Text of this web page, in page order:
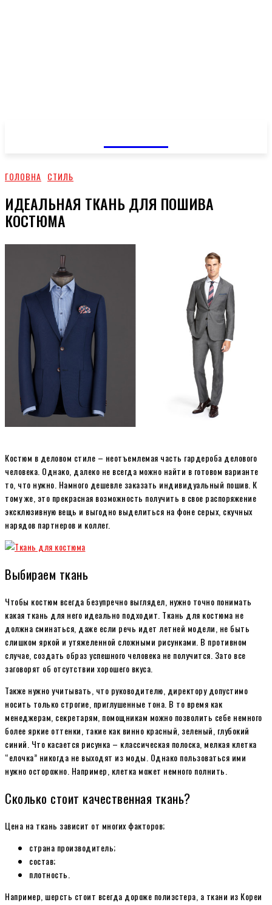
ГОЛОВНА СТИЛЬ
ИДЕАЛЬНАЯ ТКАНЬ ДЛЯ ПОШИВА
КОСТЮМА
Костюм в деловом стиле – неотъемлемая часть гардероба делового
человека. Однако, далеко не всегда можно найти в готовом варианте
то, что нужно. Намного дешевле заказать индивидуальный пошив. К
тому же, это прекрасная возможность получить в свое распоряжение
эксклюзивную вещь и выгодно выделиться на фоне серых, скучных
нарядов партнеров и коллег.
Выбираем ткань
Чтобы костюм всегда безупречно выглядел, нужно точно понимать
какая ткань для него идеально подходит. Ткань для костюма не
должна сминаться, даже если речь идет летней модели, не быть
слишком яркой и утяжеленной сложными рисунками. В противном
случае, создать образ успешного человека не получится. Зато все
заговорят об отсутствии хорошего вкуса.
Также нужно учитывать, что руководителю, директору допустимо
носить только строгие, приглушенные тона. В то время как
менеджерам, секретарям, помощникам можно позволить себе немного
более яркие оттенки, такие как винно красный, зеленый, глубокий
синий. Что касается рисунка – классическая полоска, мелкая клетка
“елочка” никогда не выходят из моды. Однако пользоваться ими
нужно осторожно. Например, клетка может немного полнить.
Сколько стоит качественная ткань?
Цена на ткань зависит от многих факторов;
страна производитель;
состав;
плотность.
Например, шерсть стоит всегда дороже полиэстера, а ткани из Кореи